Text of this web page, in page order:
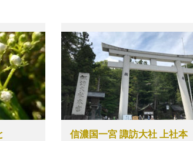
信濃国一宮 諏訪大社 上社本